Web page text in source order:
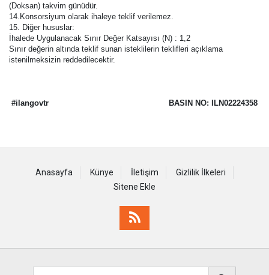
(Doksan) takvim günüdür.
14.Konsorsiyum olarak ihaleye teklif verilemez.
15. Diğer hususlar:
İhalede Uygulanacak Sınır Değer Katsayısı (N) : 1,2
Sınır değerin altında teklif sunan isteklilerin teklifleri açıklama
istenilmeksizin reddedilecektir.
#ilangovtr BASIN NO: ILN02224358
Anasayfa Künye İletişim
Gizlilik İlkeleri
Sitene Ekle